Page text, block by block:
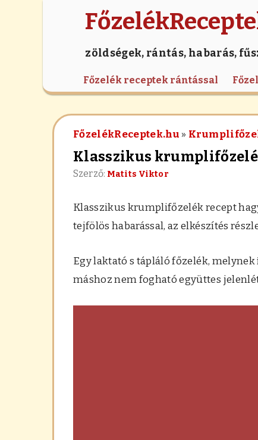
zöldségek, rántás, habarás,
Főzelék receptek rántással
FőzelékReceptek.hu »
Klasszikus
Szerző: Matits Viktor
Klasszikus krumplifőzelékrecept
tejfölös habarással, az elkészítés
Egy laktató s tápláló főzelék, melynek
máshoz nem fogható együttes